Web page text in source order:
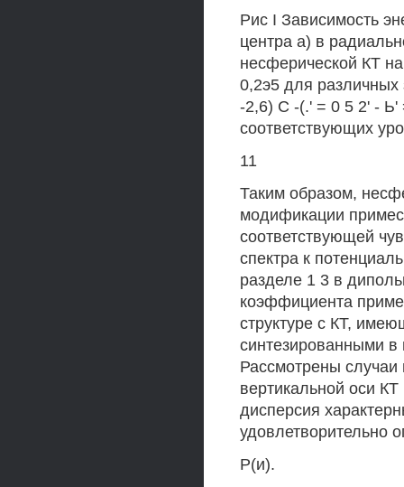
Рис I Зависимость
центра а) в
несферической КТ
0,2э5 для
-2,6) С -(.' = 0 5 2' - Ь'
соответствующих
11
Таким образом,
модификации
соответствующей
спектра к
разделе 1 3 в
коэффициента
структуре с КТ,
синтезированными в
Рассмотрены
вертикальной оси
дисперсия
удовлетворительно
Р(и).